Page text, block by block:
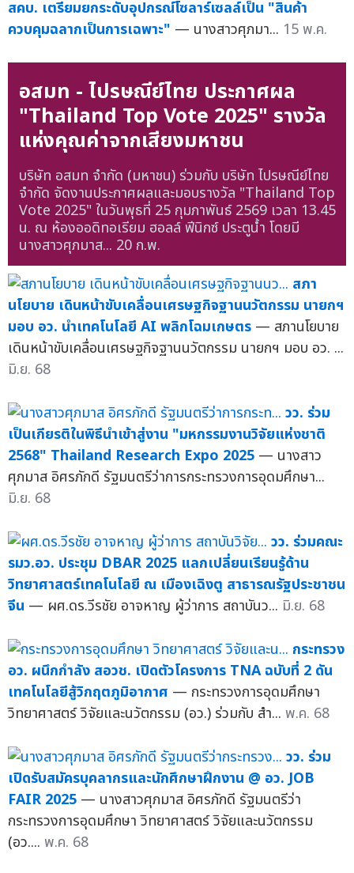
สคบ. เตรียมยกระดับอุปกรณ์โซลาร์เซลล์เป็น "สินค้า
ควบคุมฉลากเป็นการเฉพาะ" — นางสาวศุภมา... 15 พ.ค.
อสมท - ไปรษณีย์ไทย ประกาศผล
"Thailand Top Vote 2025" รางวัล
แห่งคุณค่าจากเสียงมหาชน
บริษัท อสมท จำกัด (มหาชน) ร่วมกับ บริษัท ไปรษณีย์ไทย
จำกัด จัดงานประกาศผลและมอบรางวัล "Thailand Top
Vote 2025" ในวันพุธที่ 25 กุมภาพันธ์ 2569 เวลา 13.45
น. ณ ห้องออดิทอเรียม ฮอลล์ ฟีนิกซ์ ประตูน้ำ โดยมี
นางสาวศุภมาส... 20 ก.พ.
สภา
นโยบาย เดินหน้าขับเคลื่อนเศรษฐกิจฐานนวัตกรรม นายกฯ
มอบ อว. นำเทคโนโลยี AI พลิกโฉมเกษตร — สภานโยบาย
เดินหน้าขับเคลื่อนเศรษฐกิจฐานนวัตกรรม นายกฯ มอบ อว. ...
มิ.ย. 68
วว. ร่วม
เป็นเกียรติในพิธีนำเข้าสู่งาน "มหกรรมงานวิจัยแห่งชาติ
2568" Thailand Research Expo 2025 — นางสาว
ศุภมาส อิศรภักดี รัฐมนตรีว่าการกระทรวงการอุดมศึกษา...
มิ.ย. 68
วว. ร่วมคณะ
รมว.อว. ประชุม DBAR 2025 แลกเปลี่ยนเรียนรู้ด้าน
วิทยาศาสตร์เทคโนโลยี ณ เมืองเฉิงตู สาธารณรัฐประชาชน
จีน — ผศ.ดร.วีรชัย อาจหาญ ผู้ว่าการ สถาบันว... มิ.ย. 68
กระทรวง
อว. ผนึกกำลัง สอวช. เปิดตัวโครงการ TNA ฉบับที่ 2 ดัน
เทคโนโลยีสู้วิกฤตภูมิอากาศ — กระทรวงการอุดมศึกษา
วิทยาศาสตร์ วิจัยและนวัตกรรม (อว.) ร่วมกับ สำ... พ.ค. 68
วว. ร่วม
เปิดรับสมัครบุคลากรและนักศึกษาฝึกงาน @ อว. JOB
FAIR 2025 — นางสาวศุภมาส อิศรภักดี รัฐมนตรีว่า
กระทรวงการอุดมศึกษา วิทยาศาสตร์ วิจัยและนวัตกรรม
(อว.... พ.ค. 68